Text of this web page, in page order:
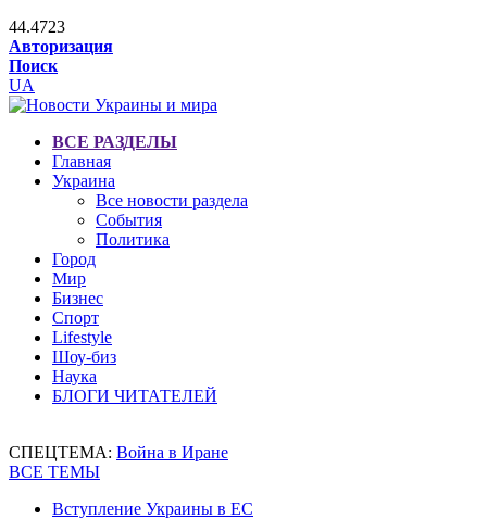
44.4723
Авторизация
Поиск
UA
ВСЕ РАЗДЕЛЫ
Главная
Украина
Все новости раздела
События
Политика
Город
Мир
Бизнес
Спорт
Lifestyle
Шоу-биз
Наука
БЛОГИ ЧИТАТЕЛЕЙ
СПЕЦТЕМА: Война в Иране
ВСЕ ТЕМЫ
Вступление Украины в ЕС